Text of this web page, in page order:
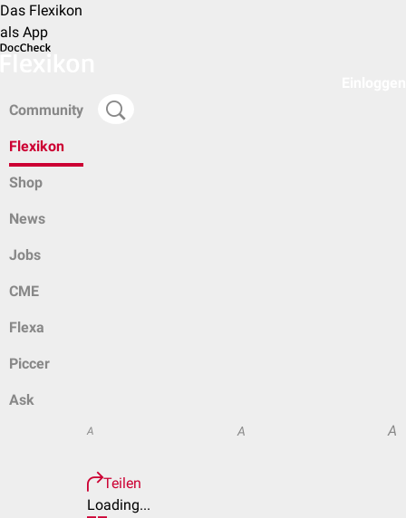
Das Flexikon
als App
Community
Flexikon
Shop
News
Jobs
CME
Flexa
Piccer
Ask
A A A
Teilen
Loading...